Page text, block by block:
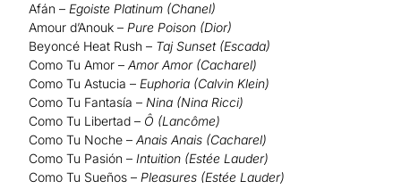
Afán – Egoiste Platinum (Chanel)
Amour d’Anouk – Pure Poison (Dior)
Beyoncé Heat Rush – Taj Sunset (Escada)
Como Tu Amor – Amor Amor (Cacharel)
Como Tu Astucia – Euphoria (Calvin Klein)
Como Tu Fantasía – Nina (Nina Ricci)
Como Tu Libertad – Ô (Lancôme)
Como Tu Noche – Anais Anais (Cacharel)
Como Tu Pasión – Intuition (Estée Lauder)
Como Tu Sueños – Pleasures (Estée Lauder)